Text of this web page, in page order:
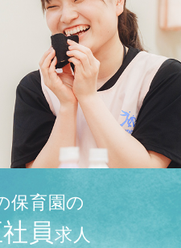
保育園の
員求人